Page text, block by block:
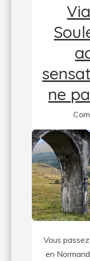
ne
Vous
en